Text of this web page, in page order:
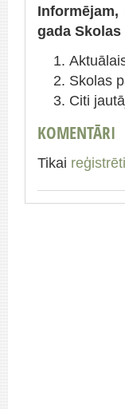
gada
Skolas
Citi
KOMENTĀRI
Tikai reģistrēti